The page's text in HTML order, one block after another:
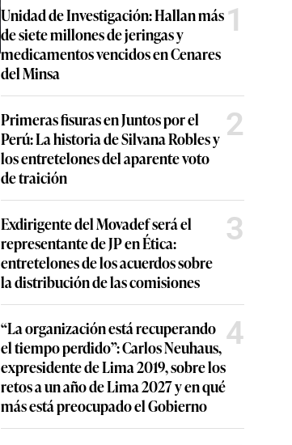
Unidad de Investigación: Hallan más
de siete millones de jeringas y
medicamentos vencidos en Cenares
del Minsa
1
Primeras fisuras en Juntos por el
Perú: La historia de Silvana Robles y
los entretelones del aparente voto
de traición
2
Exdirigente del Movadef será el
representante de JP en Ética:
entretelones de los acuerdos sobre
la distribución de las comisiones
3
“La organización está recuperando
el tiempo perdido”: Carlos Neuhaus,
expresidente de Lima 2019, sobre los
retos a un año de Lima 2027 y en qué
más está preocupado el Gobierno
4